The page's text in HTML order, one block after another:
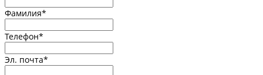
Фамилия*
Телефон*
Эл. почта*